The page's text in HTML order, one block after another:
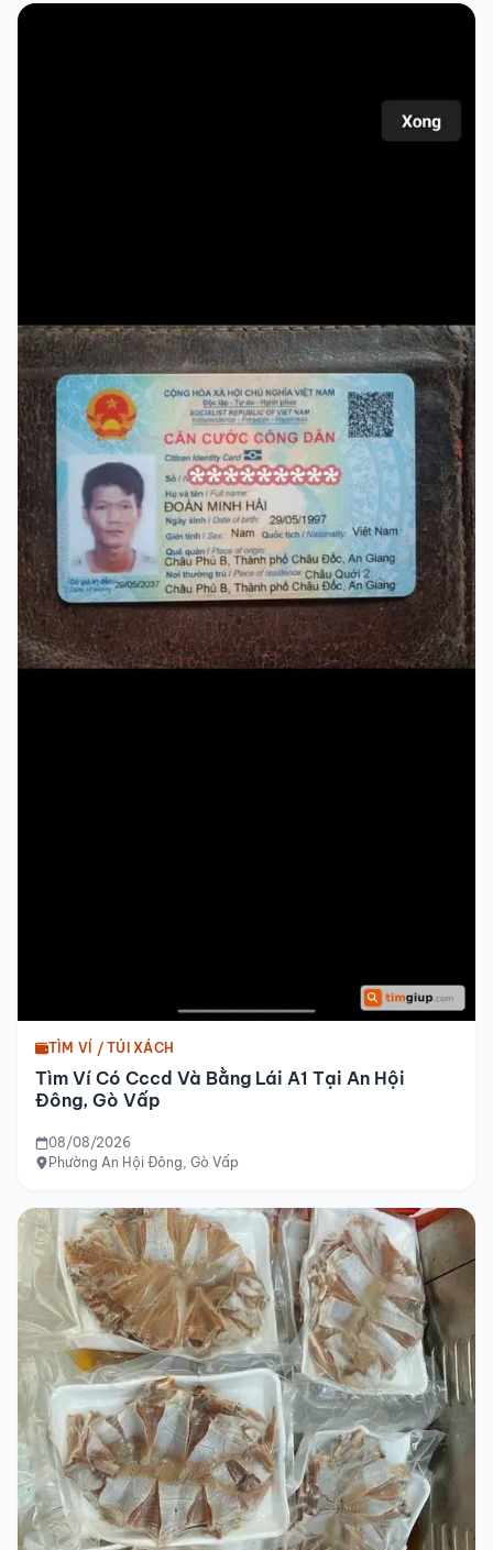
TÌM VÍ / TÚI XÁCH
Tìm Ví Có Cccd Và Bằng Lái A1 Tại An Hội
Đông, Gò Vấp
08/08/2026
Phường An Hội Đông, Gò Vấp